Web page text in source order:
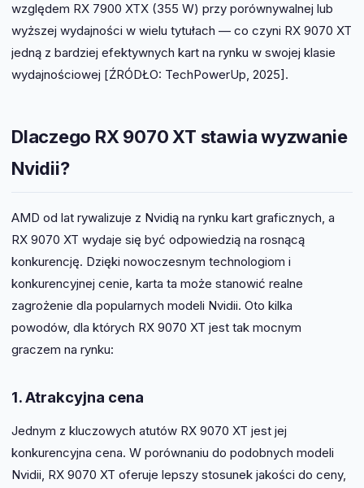
względem RX 7900 XTX (355 W) przy porównywalnej lub
wyższej wydajności w wielu tytułach — co czyni RX 9070 XT
jedną z bardziej efektywnych kart na rynku w swojej klasie
wydajnościowej [ŹRÓDŁO: TechPowerUp, 2025].
Dlaczego RX 9070 XT stawia wyzwanie
Nvidii?
AMD od lat rywalizuje z Nvidią na rynku kart graficznych, a
RX 9070 XT wydaje się być odpowiedzią na rosnącą
konkurencję. Dzięki nowoczesnym technologiom i
konkurencyjnej cenie, karta ta może stanowić realne
zagrożenie dla popularnych modeli Nvidii. Oto kilka
powodów, dla których RX 9070 XT jest tak mocnym
graczem na rynku:
1. Atrakcyjna cena
Jednym z kluczowych atutów RX 9070 XT jest jej
konkurencyjna cena. W porównaniu do podobnych modeli
Nvidii, RX 9070 XT oferuje lepszy stosunek jakości do ceny,